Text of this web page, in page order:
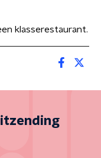
klasserestaurant.